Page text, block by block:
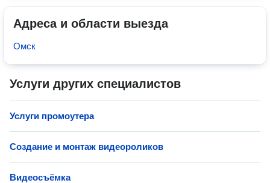
Адреса и области выезда
Омск
Услуги других специалистов
Услуги промоутера
Создание и монтаж видеороликов
Видеосъёмка